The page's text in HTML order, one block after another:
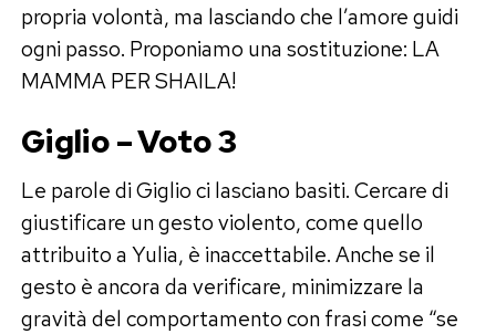
propria volontà, ma lasciando che l’amore guidi
ogni passo. Proponiamo una sostituzione: LA
MAMMA PER SHAILA!
Giglio – Voto 3
Le parole di Giglio ci lasciano basiti. Cercare di
giustificare un gesto violento, come quello
attribuito a Yulia, è inaccettabile. Anche se il
gesto è ancora da verificare, minimizzare la
gravità del comportamento con frasi come “se